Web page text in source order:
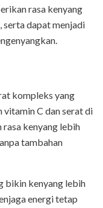
rasa kenyang
serta dapat menjadi
kompleks yang
vitamin C dan serat di
kenyang lebih
tambahan
bikin kenyang lebih
energi tetap